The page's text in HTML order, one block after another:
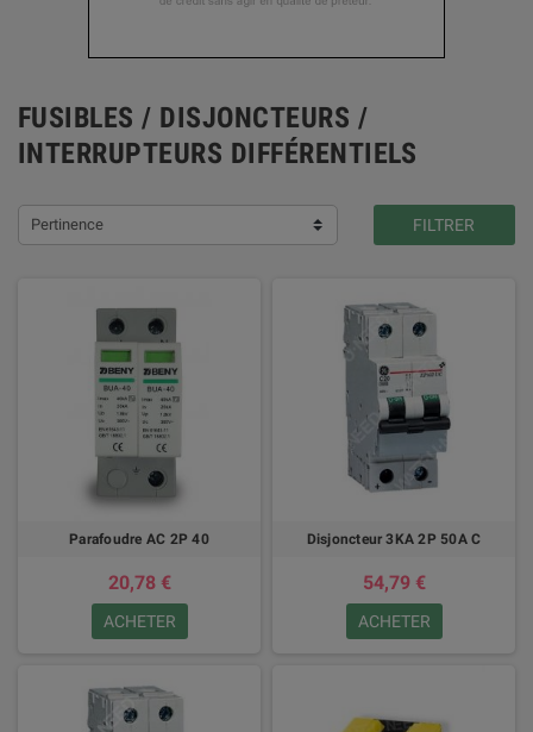
FUSIBLES / DISJONCTEURS /
INTERRUPTEURS DIFFÉRENTIELS
Pertinence FILTRER
Parafoudre AC 2P 40
20,78 €
ACHETER
Disjoncteur 3KA 2P 50A C
54,79 €
ACHETER